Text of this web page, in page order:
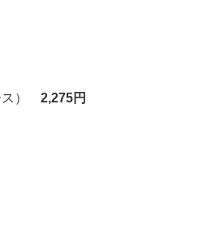
ス） 2,275円